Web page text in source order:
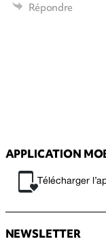
Répondre
APPLICATION
Télécharger
NEWSLETTER